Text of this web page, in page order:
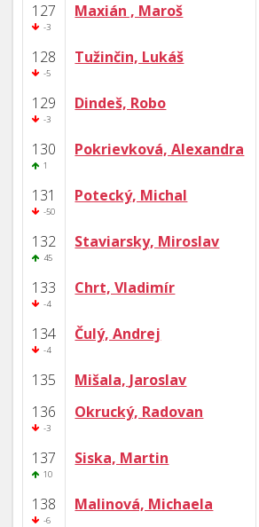
127
-3
Maxián , Maroš
128
-5
Tužinčin, Lukáš
129
-3
Dindeš, Robo
130
1
Pokrievková, Alexandra
131
-50
Potecký, Michal
132
45
Staviarsky, Miroslav
133
-4
Chrt, Vladimír
134
-4
Čulý, Andrej
135 Mišala, Jaroslav
136
-3
Okrucký, Radovan
137
10
Siska, Martin
138
-6
Malinová, Michaela